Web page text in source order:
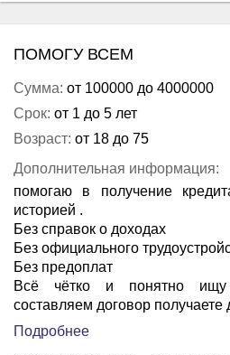
ПОМОГУ ВСЕМ
Сумма: от 100000 до 4000000
Срок: от 1 до 5 лет
Возраст: от 18 до 75
Дополнительная информация:
помогаю в получение
историей .
Без справок о доходах
Без официального
Без предоплат
Всё чётко и понятно
составляем договор получаете
Подробнее